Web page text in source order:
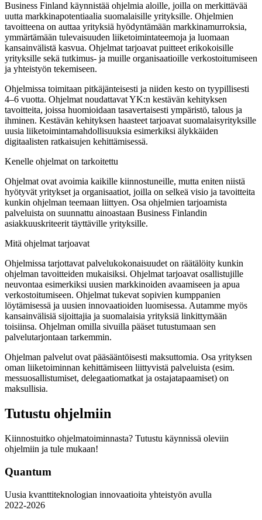
Business Finland käynnistää ohjelmia aloille, joilla on merkittävää
uutta markkinapotentiaalia suomalaisille yrityksille. Ohjelmien
tavoitteena on auttaa yrityksiä hyödyntämään markkinamurroksia,
ymmärtämään tulevaisuuden liiketoimintateemoja ja luomaan
kansainvälistä kasvua. Ohjelmat tarjoavat puitteet erikokoisille
yrityksille sekä tutkimus- ja muille organisaatioille verkostoitumiseen
ja yhteistyön tekemiseen.
Ohjelmissa toimitaan pitkäjänteisesti ja niiden kesto on tyypillisesti
4–6 vuotta. Ohjelmat noudattavat YK:n kestävän kehityksen
tavoitteita, joissa huomioidaan tasavertaisesti ympäristö, talous ja
ihminen. Kestävän kehityksen haasteet tarjoavat suomalaisyrityksille
uusia liiketoimintamahdollisuuksia esimerkiksi älykkäiden
digitaalisten ratkaisujen kehittämisessä.
Kenelle ohjelmat on tarkoitettu
Ohjelmat ovat avoimia kaikille kiinnostuneille, mutta eniten niistä
hyötyvät yritykset ja organisaatiot, joilla on selkeä visio ja tavoitteita
kunkin ohjelman teemaan liittyen. Osa ohjelmien tarjoamista
palveluista on suunnattu ainoastaan Business Finlandin
asiakkuuskriteerit täyttäville yrityksille.
Mitä ohjelmat tarjoavat
Ohjelmissa tarjottavat palvelukokonaisuudet on räätälöity kunkin
ohjelman tavoitteiden mukaisiksi. Ohjelmat tarjoavat osallistujille
neuvontaa esimerkiksi uusien markkinoiden avaamiseen ja apua
verkostoitumiseen. Ohjelmat tukevat sopivien kumppanien
löytämisessä ja uusien innovaatioiden luomisessa. Autamme myös
kansainvälisiä sijoittajia ja suomalaisia yrityksiä linkittymään
toisiinsa. Ohjelman omilla sivuilla pääset tutustumaan sen
palvelutarjontaan tarkemmin.
Ohjelman palvelut ovat pääsääntöisesti maksuttomia. Osa yrityksen
oman liiketoiminnan kehittämiseen liittyvistä palveluista (esim.
messuosallistumiset, delegaatiomatkat ja ostajatapaamiset) on
maksullisia.
Tutustu ohjelmiin
Kiinnostuitko ohjelmatoiminnasta? Tutustu käynnissä oleviin
ohjelmiin ja tule mukaan!
Quantum
Uusia kvanttiteknologian innovaatioita yhteistyön avulla
2022-2026